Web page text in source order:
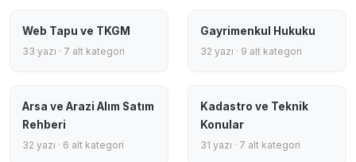
Web Tapu ve TKGM
33 yazı · 7 alt kategori
Gayrimenkul Hukuku
32 yazı · 9 alt kategori
Arsa ve Arazi Alım Satım
Rehberi
32 yazı · 6 alt kategori
Kadastro ve Teknik
Konular
31 yazı · 7 alt kategori